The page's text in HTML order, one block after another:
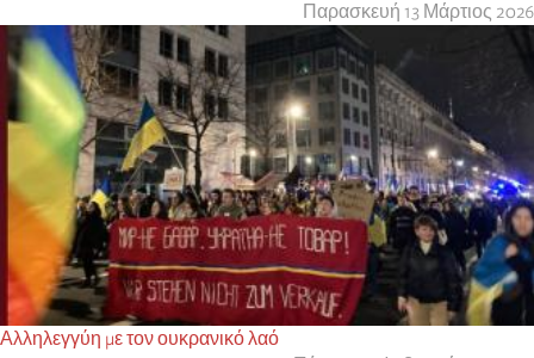
Παρασκευή 13 Μάρτιος 2026
Αλληλεγγύη με τον ουκρανικό λαό